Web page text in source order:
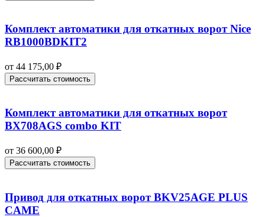
Комплект автоматики для откатных ворот Nice
RB1000BDKIT2
от 44 175,00 ₽
Рассчитать стоимость
Комплект автоматики для откатных ворот
BX708AGS combo KIT
от 36 600,00 ₽
Рассчитать стоимость
Привод для откатных ворот BKV25AGE PLUS
CAME